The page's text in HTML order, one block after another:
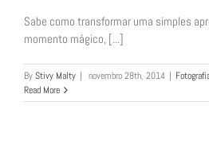
Sabe como transformar uma simples
momento mágico, [...]
ByStivy Malty | novembro 28th, 2014 |
Read More